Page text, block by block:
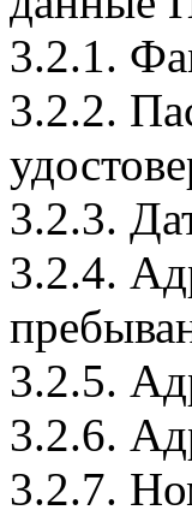
3.2.1.
3.2.2.
3.2.3.
3.2.4.
3.2.5.
3.2.6.
3.2.7.